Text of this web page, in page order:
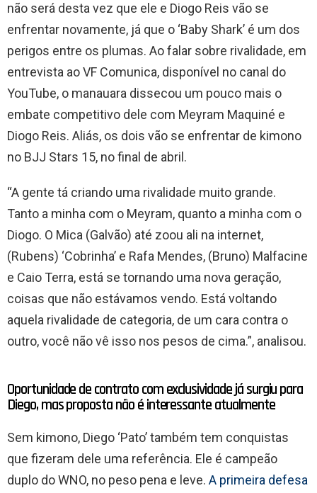
não será desta vez que ele e Diogo Reis vão se
enfrentar novamente, já que o ‘Baby Shark’ é um dos
perigos entre os plumas. Ao falar sobre rivalidade, em
entrevista ao VF Comunica, disponível no canal do
YouTube, o manauara dissecou um pouco mais o
embate competitivo dele com Meyram Maquiné e
Diogo Reis. Aliás, os dois vão se enfrentar de kimono
no BJJ Stars 15, no final de abril.
“A gente tá criando uma rivalidade muito grande.
Tanto a minha com o Meyram, quanto a minha com o
Diogo. O Mica (Galvão) até zoou ali na internet,
(Rubens) ‘Cobrinha’ e Rafa Mendes, (Bruno) Malfacine
e Caio Terra, está se tornando uma nova geração,
coisas que não estávamos vendo. Está voltando
aquela rivalidade de categoria, de um cara contra o
outro, você não vê isso nos pesos de cima.”, analisou.
Oportunidade de contrato com exclusividade já surgiu para
Diego, mas proposta não é interessante atualmente
Sem kimono, Diego ‘Pato’ também tem conquistas
que fizeram dele uma referência. Ele é campeão
duplo do WNO, no peso pena e leve. A primeira defesa